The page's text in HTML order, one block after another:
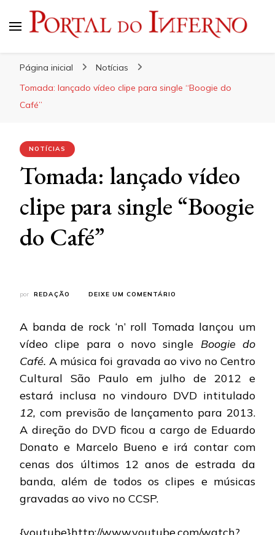
Página inicial
Notícias
Tomada: lançado vídeo clipe para single “Boogie do
Café”
NOTÍCIAS
Tomada: lançado vídeo
clipe para single “Boogie
do Café”
por REDAÇÃO DEIXE UM COMENTÁRIO
VÍDEO
PARA
SINGLE
DO
CAFÉ”
A banda de rock ‘n’ roll Tomada lançou um
vídeo clipe para o novo single Boogie do
Café. A música foi gravada ao vivo no Centro
Cultural São Paulo em julho de 2012 e
estará inclusa no vindouro DVD intitulado
12, com previsão de lançamento para 2013.
A direção do DVD ficou a cargo de Eduardo
Donato e Marcelo Bueno e irá contar com
cenas dos últimos 12 anos de estrada da
banda, além de todos os clipes e músicas
gravadas ao vivo no CCSP.
{youtube}http://www.youtube.com/watch?